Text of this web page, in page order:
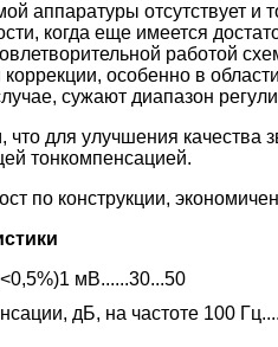
аппаратуры отсутствует и
когда еще имеется
работой
особенно в
сужают диапазон
что для улучшения
тонкомпенсацией.
по конструкции,
мВ......30...50
дБ, на частоте 100